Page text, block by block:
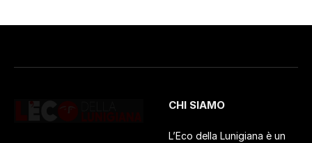
CHI SIAMO
L’Eco della Lunigiana è un